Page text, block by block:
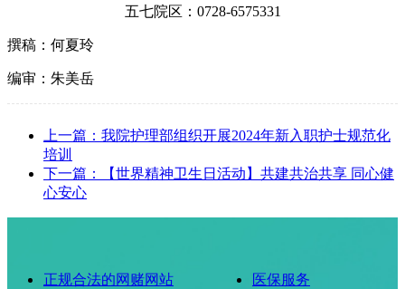
五七院区：0728-6575331
撰稿：何夏玲
编审：朱美岳
上一篇：我院护理部组织开展2024年新入职护士规范化
培训
下一篇：【世界精神卫生日活动】共建共治共享 同心健
心安心
正规合法的网赌网站 医保服务